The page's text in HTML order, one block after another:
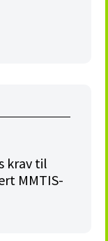
krav til
MMTIS-